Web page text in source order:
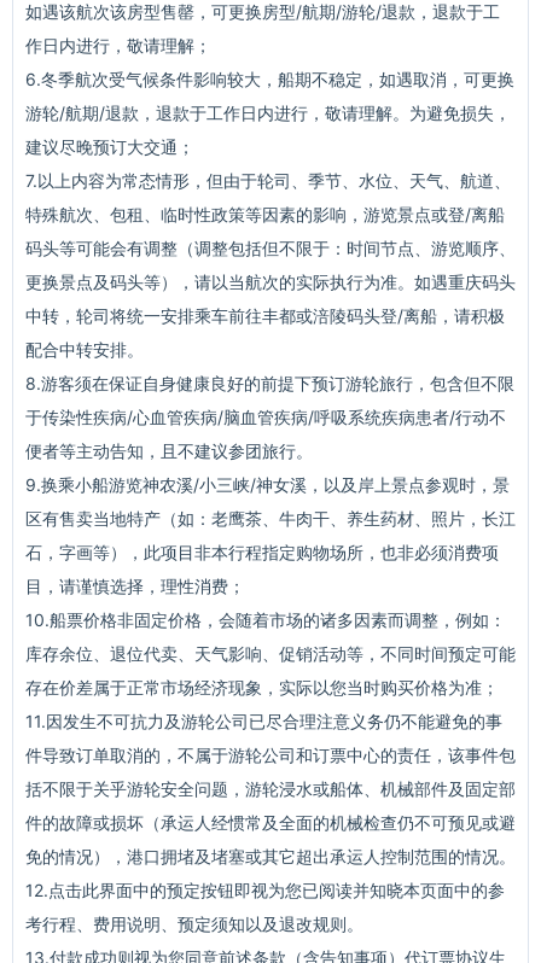
如遇该航次该房型售罄，可更换房型/航期/游轮/退款，退款于工
作日内进行，敬请理解；
6.冬季航次受气候条件影响较大，船期不稳定，如遇取消，可更换
游轮/航期/退款，退款于工作日内进行，敬请理解。为避免损失，
建议尽晚预订大交通；
7.以上内容为常态情形，但由于轮司、季节、水位、天气、航道、
特殊航次、包租、临时性政策等因素的影响，游览景点或登/离船
码头等可能会有调整（调整包括但不限于：时间节点、游览顺序、
更换景点及码头等），请以当航次的实际执行为准。如遇重庆码头
中转，轮司将统一安排乘车前往丰都或涪陵码头登/离船，请积极
配合中转安排。
8.游客须在保证自身健康良好的前提下预订游轮旅行，包含但不限
于传染性疾病/心血管疾病/脑血管疾病/呼吸系统疾病患者/行动不
便者等主动告知，且不建议参团旅行。
9.换乘小船游览神农溪/小三峡/神女溪，以及岸上景点参观时，景
区有售卖当地特产（如：老鹰茶、牛肉干、养生药材、照片，长江
石，字画等），此项目非本行程指定购物场所，也非必须消费项
目，请谨慎选择，理性消费；
10.船票价格非固定价格，会随着市场的诸多因素而调整，例如：
库存余位、退位代卖、天气影响、促销活动等，不同时间预定可能
存在价差属于正常市场经济现象，实际以您当时购买价格为准；
11.因发生不可抗力及游轮公司已尽合理注意义务仍不能避免的事
件导致订单取消的，不属于游轮公司和订票中心的责任，该事件包
括不限于关乎游轮安全问题，游轮浸水或船体、机械部件及固定部
件的故障或损坏（承运人经惯常及全面的机械检查仍不可预见或避
免的情况），港口拥堵及堵塞或其它超出承运人控制范围的情况。
12.点击此界面中的预定按钮即视为您已阅读并知晓本页面中的参
考行程、费用说明、预定须知以及退改规则。
13.付款成功则视为您同意前述条款（含告知事项）代订票协议生